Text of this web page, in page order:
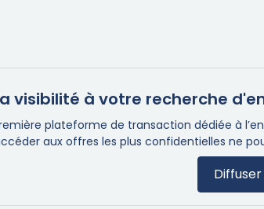
visibilité à votre recherche
plateforme de transaction dédiée à
aux offres les plus confidentielles ne